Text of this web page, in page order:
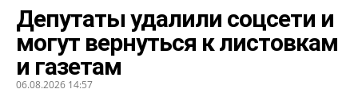
Депутаты удалили соцсети и
могут вернуться к листовкам
и газетам
06.08.2026 14:57